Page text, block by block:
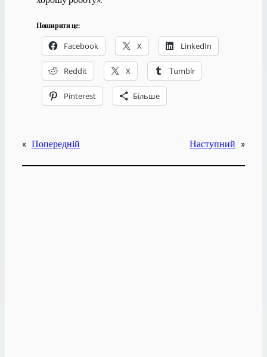
Поширити це:
Facebook X LinkedIn
Reddit X Tumblr
Pinterest Більше
« Попередній Наступний »